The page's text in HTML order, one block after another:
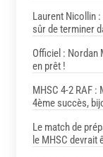
Laurent Nicollin :
sûr de terminer
Officiel : Nordan
en prêt !
MHSC 4-2 RAF
4ème succès,
Le match de
le MHSC devrait